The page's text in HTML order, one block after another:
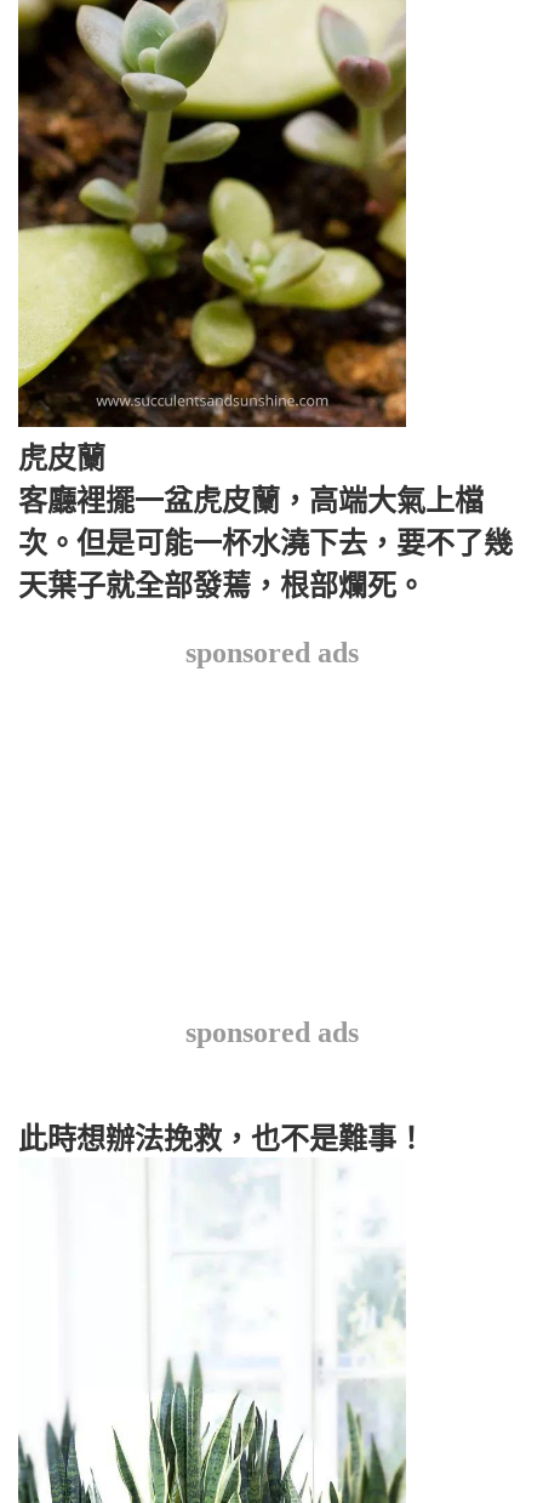
虎皮蘭
客廳裡擺一盆虎皮蘭，高端大氣上檔
次。但是可能一杯水澆下去，要不了幾
天葉子就全部發蔫，根部爛死。
sponsored ads
sponsored ads
此時想辦法挽救，也不是難事！